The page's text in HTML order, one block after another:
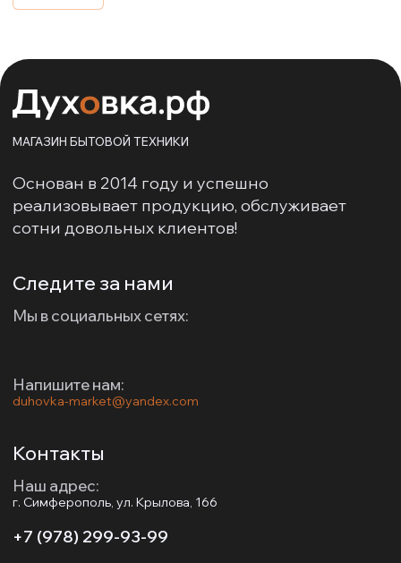
МАГАЗИН БЫТОВОЙ ТЕХНИКИ
Основан в 2014 году и успешно
реализовывает продукцию, обслуживает
сотни довольных клиентов!
Следите за нами
Мы в социальных сетях:
Напишите нам:
duhovka-market@yandex.com
Контакты
Наш адрес:
г. Симферополь, ул. Крылова, 166
+7 (978) 299-93-99